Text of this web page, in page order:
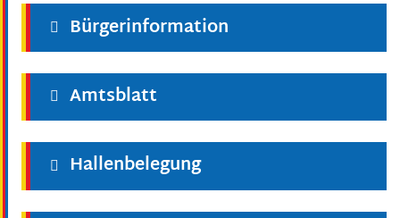
Bürgerinformation
Amtsblatt
Hallenbelegung